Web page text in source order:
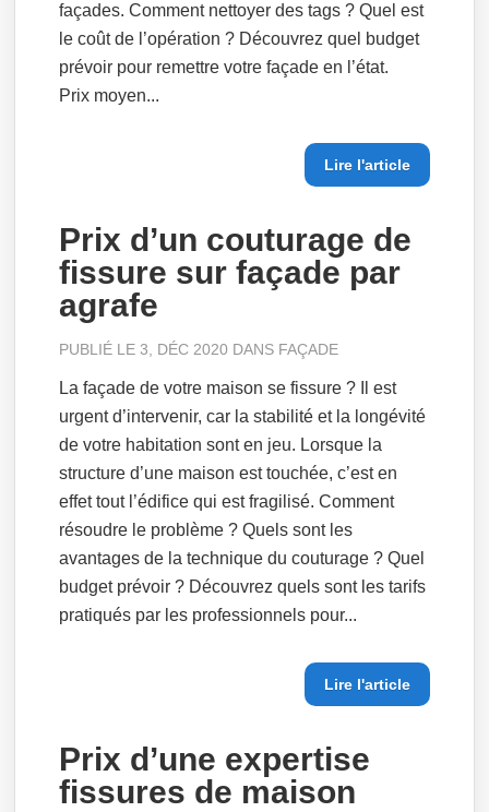
façades. Comment nettoyer des tags ? Quel est
le coût de l’opération ? Découvrez quel budget
prévoir pour remettre votre façade en l’état.
Prix moyen...
Lire l'article
Prix d’un couturage de
fissure sur façade par
agrafe
PUBLIÉ LE 3, DÉC 2020 DANS FAÇADE
La façade de votre maison se fissure ? Il est
urgent d’intervenir, car la stabilité et la longévité
de votre habitation sont en jeu. Lorsque la
structure d’une maison est touchée, c’est en
effet tout l’édifice qui est fragilisé. Comment
résoudre le problème ? Quels sont les
avantages de la technique du couturage ? Quel
budget prévoir ? Découvrez quels sont les tarifs
pratiqués par les professionnels pour...
Lire l'article
Prix d’une expertise
fissures de maison